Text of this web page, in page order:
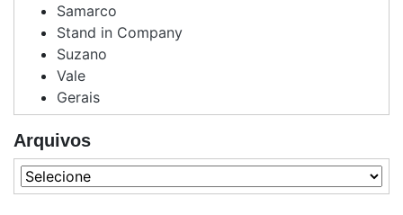
Samarco
Stand in Company
Suzano
Vale
Gerais
Arquivos